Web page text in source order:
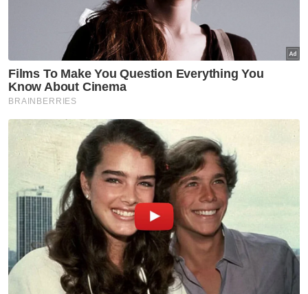
langgar lampu merah I 4 Mei 2025
Tak sangka anak pula jadi mangsa rempuhan
langgar lampu merah
Selain itu beliau berkata, ujian kandungan
alkohol terhadap pemandu van terbabit
adalah negatif.
"Individu yang mempunyai maklumat
mengenai kejadian ini boleh berhubung
dengan pegawai penyiasat kes iaitu
Inspektor Tiew Chuan Jie di talian 014-
9668399 atau hadir ke mana-mana balai polis
berhampiran bagi membantu siasatan.